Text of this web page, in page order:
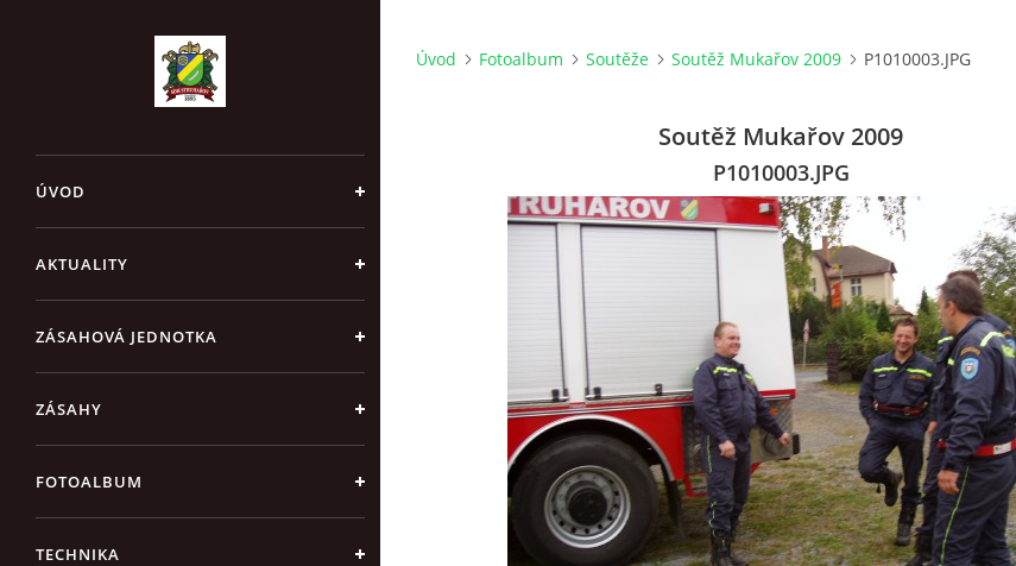
ÚVOD
AKTUALITY
ZÁSAHOVÁ JEDNOTKA
ZÁSAHY
FOTOALBUM
TECHNIKA
Úvod Fotoalbum Soutěže Soutěž Mukařov 2009 P1010003.JPG
Soutěž Mukařov 2009
P1010003.JPG